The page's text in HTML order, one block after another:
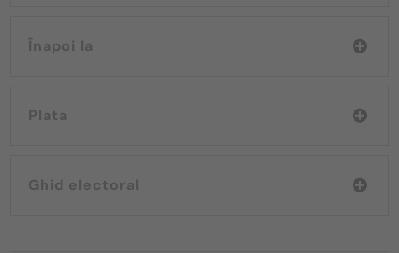
Înapoi la
Plata
Ghid electoral